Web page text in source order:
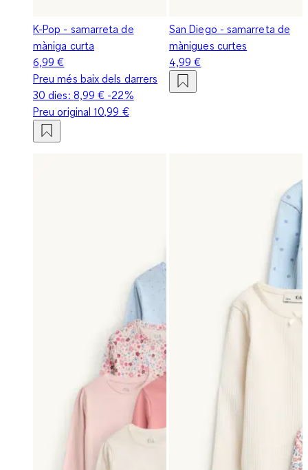
K-Pop - samarreta de
màniga curta
6,99 €
Preu més baix dels darrers
30 dies: 8,99 € -22%
Preu original10,99 €
San Diego - samarreta de
mànigues curtes
4,99 €